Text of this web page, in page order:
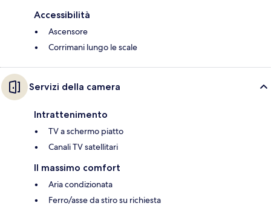
Accessibilità
Ascensore
Corrimani lungo le scale
Servizi della camera
Intrattenimento
TV a schermo piatto
Canali TV satellitari
Il massimo comfort
Aria condizionata
Ferro/asse da stiro su richiesta